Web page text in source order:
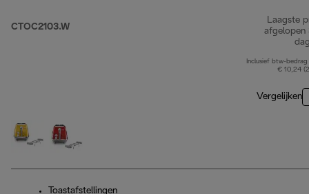
CTOC2103.W
Laagste
afgelopen
Inclusief btw-bedrag
€ 10,24
Vergelijken
Toastafstellingen